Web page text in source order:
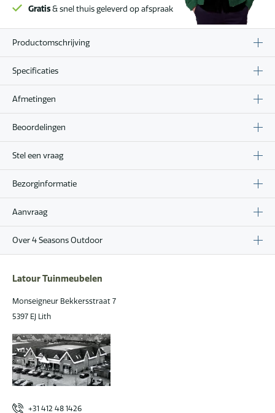
Gratis& snel thuis geleverd op afspraak
Productomschrijving
Specificaties
Afmetingen
Beoordelingen
Stel een vraag
Bezorginformatie
Aanvraag
Over 4 Seasons Outdoor
Latour Tuinmeubelen
Monseigneur Bekkersstraat 7
5397 EJ Lith
+31 412 48 1426